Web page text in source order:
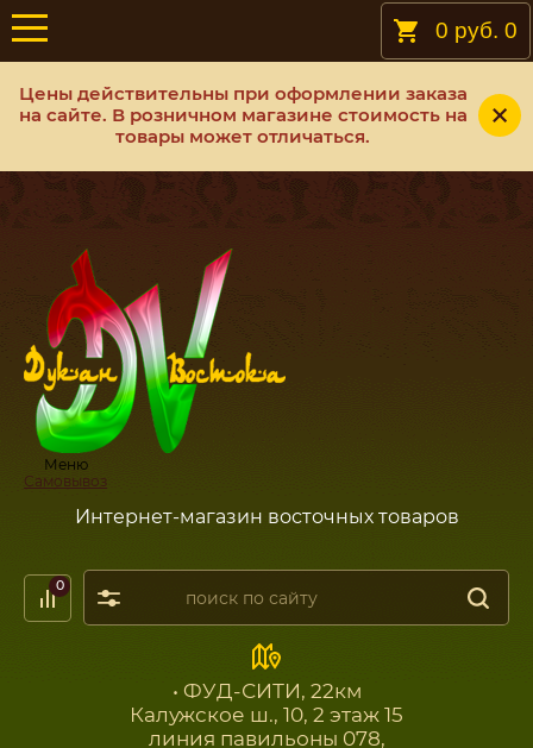
Цены действительны при оформлении заказа
на сайте. В розничном магазине стоимость на
товары может отличаться.
Меню
Самовывоз
Интернет-магазин восточных товаров
0
• ФУД-СИТИ, 22км
Калужское ш., 10, 2 этаж 15
линия павильоны 078,
0 руб. 0